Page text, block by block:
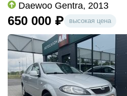
Daewoo Gentra, 2013
650 000 ₽ высокая цена